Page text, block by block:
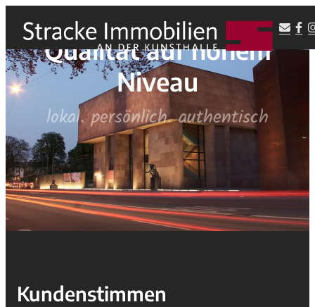
Qualität auf hohem
Niveau
lokal. persönlich. authentisch
Kundenstimmen